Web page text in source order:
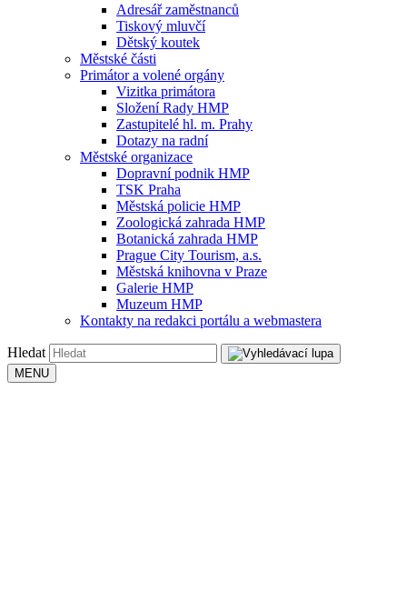
Adresář zaměstnanců
Tiskový mluvčí
Dětský koutek
Městské části
Primátor a volené orgány
Vizitka primátora
Složení Rady HMP
Zastupitelé hl. m. Prahy
Dotazy na radní
Městské organizace
Dopravní podnik HMP
TSK Praha
Městská policie HMP
Zoologická zahrada HMP
Botanická zahrada HMP
Prague City Tourism, a.s.
Městská knihovna v Praze
Galerie HMP
Muzeum HMP
Kontakty na redakci portálu a webmastera
Hledat
MENU